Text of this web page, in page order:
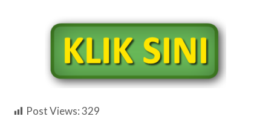
Post Views:329